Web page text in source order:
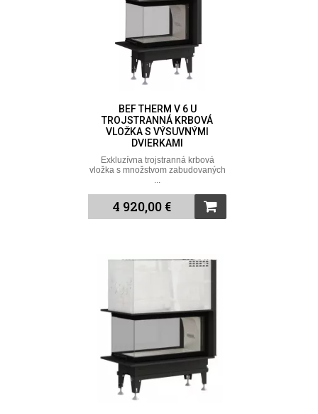
BEF THERM V 6 U
TROJSTRANNÁ KRBOVÁ
VLOŽKA S VÝSUVNÝMI
DVIERKAMI
Exkluzívna trojstranná krbová
vložka s množstvom zabudovaných
4 920,00 €